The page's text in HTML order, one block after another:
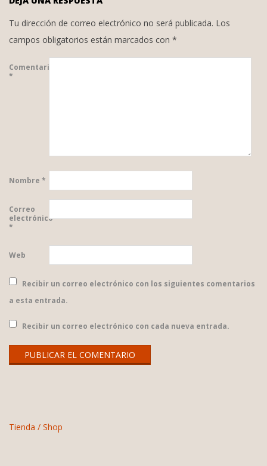
Tu dirección de correo electrónico no será publicada. Los
campos obligatorios están marcados con *
Comentario
*
Nombre *
Correo
electrónico
*
Web
Recibir un correo electrónico con los siguientes comentarios
a esta entrada.
Recibir un correo electrónico con cada nueva entrada.
Tienda / Shop